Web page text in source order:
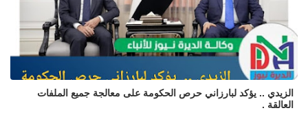
الزيدي .. يؤكد لبارزاني حرص الحكومة على معالجة جميع الملفات
العالقة .